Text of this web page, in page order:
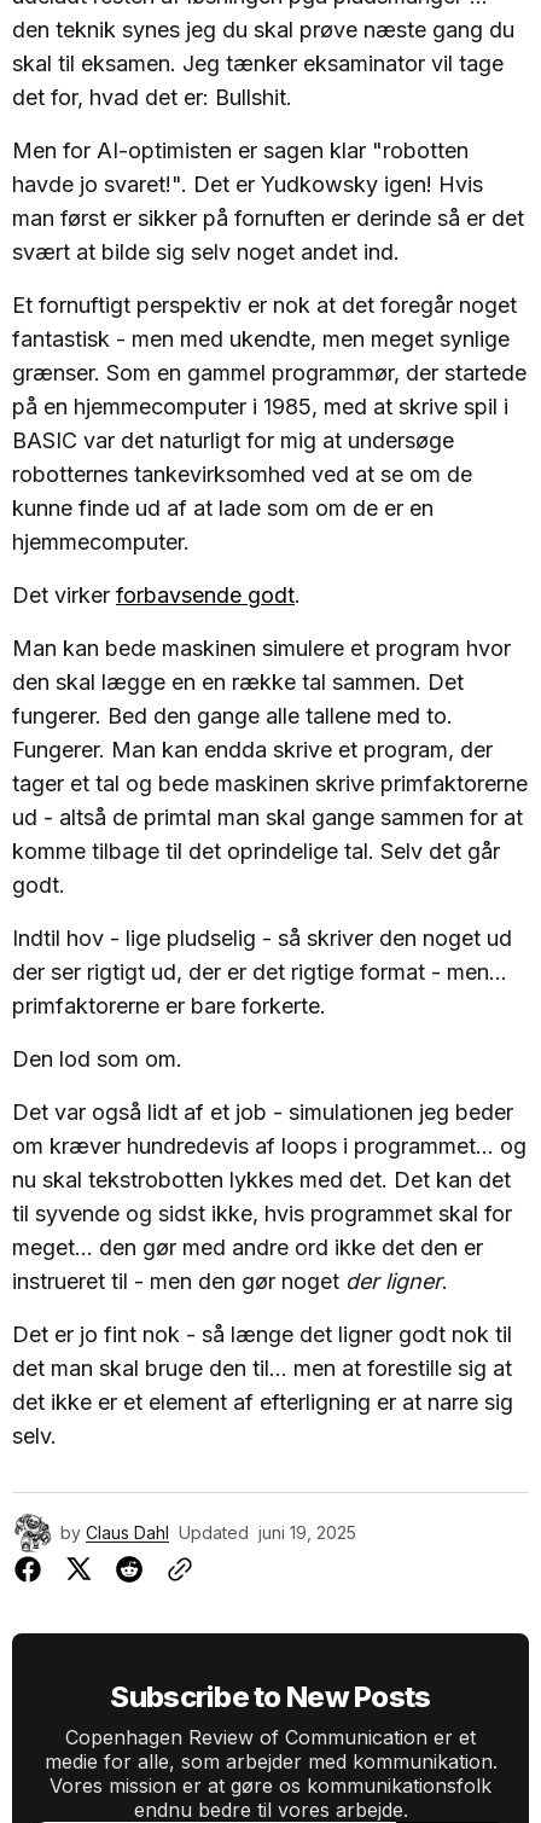
den teknik synes jeg du skal prøve næste gang du
skal til eksamen. Jeg tænker eksaminator vil tage
det for, hvad det er: Bullshit.
Men for AI-optimisten er sagen klar "robotten
havde jo svaret!". Det er Yudkowsky igen! Hvis
man først er sikker på fornuften er derinde så er det
svært at bilde sig selv noget andet ind.
Et fornuftigt perspektiv er nok at det foregår noget
fantastisk - men med ukendte, men meget synlige
grænser. Som en gammel programmør, der startede
på en hjemmecomputer i 1985, med at skrive spil i
BASIC var det naturligt for mig at undersøge
robotternes tankevirksomhed ved at se om de
kunne finde ud af at lade som om de er en
hjemmecomputer.
Det virker forbavsende godt.
Man kan bede maskinen simulere et program hvor
den skal lægge en en række tal sammen. Det
fungerer. Bed den gange alle tallene med to.
Fungerer. Man kan endda skrive et program, der
tager et tal og bede maskinen skrive primfaktorerne
ud - altså de primtal man skal gange sammen for at
komme tilbage til det oprindelige tal. Selv det går
godt.
Indtil hov - lige pludselig - så skriver den noget ud
der ser rigtigt ud, der er det rigtige format - men...
primfaktorerne er bare forkerte.
Den lod som om.
Det var også lidt af et job - simulationen jeg beder
om kræver hundredevis af loops i programmet... og
nu skal tekstrobotten lykkes med det. Det kan det
til syvende og sidst ikke, hvis programmet skal for
meget... den gør med andre ord ikke det den er
instrueret til - men den gør noget der ligner.
Det er jo fint nok - så længe det ligner godt nok til
det man skal bruge den til... men at forestille sig at
det ikke er et element af efterligning er at narre sig
selv.
by Claus Dahl Updated juni 19, 2025
Subscribe to New Posts
Copenhagen Review of Communication er et
medie for alle, som arbejder med kommunikation.
Vores mission er at gøre os kommunikationsfolk
endnu bedre til vores arbejde.